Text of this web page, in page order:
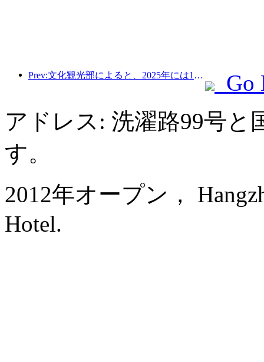
Prev:文化観光部によると、2025年には16,994か所のA級景勝地が75億1000万人の観光客を迎え、5544億9000万元の観光収入を生み出した。
Go
アドレス: 洗濯路99号と
す。
2012年オープン，
Hotel.